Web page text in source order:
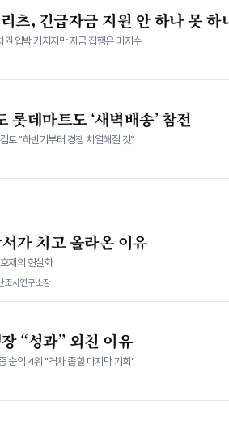
츠, 긴급자금 지원 안 하나 못 하
압박 커지지만 자금 집행은 미지수
롯데마트도 ‘새벽배송’ 참전
토 "하반기부터 경쟁 치열해질 것"
가 치고 올라온 이유
재의 현실화
조사연구소장
“성과” 외친 이유
순익 4위 "격차 좁힐 마지막 기회"